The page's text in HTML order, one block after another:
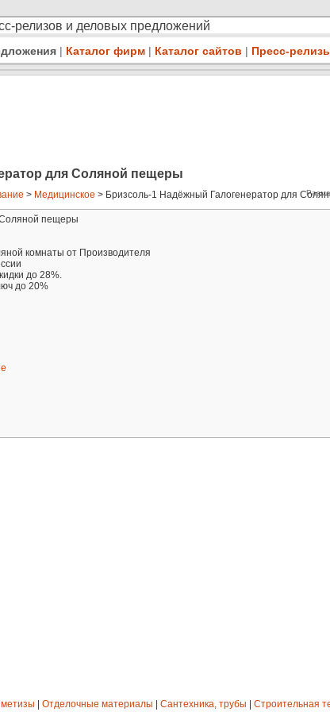
релизов и деловых предложений
| Каталог фирм | Каталог сайтов | Пресс-
для Соляной пещеры
> Медицинское > Бризсоль-1 Надёжный Галогенератор для
пещеры
комнаты от Производителя
до 28%.
до 20%
Отделочные материалы Сантехника, трубы Строительная